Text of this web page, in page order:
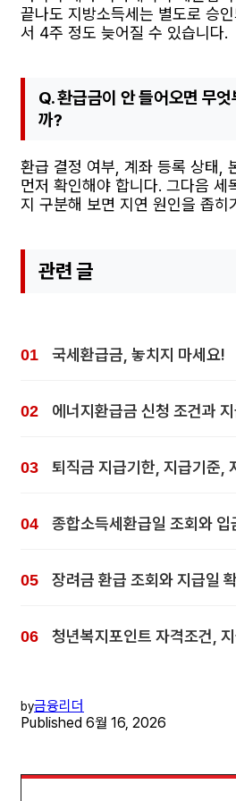
끝나도 지방소득세는 별도로 승
서 4주 정도 늦어질 수 있습니다.
Q. 환급금이 안 들어오면 무
까?
환급 결정 여부, 계좌 등록 상태,
먼저 확인해야 합니다. 그다음 세
지 구분해 보면 지연 원인을 좁히
관련 글
국세환급금, 놓치지 마세요!
에너지환급금 신청 조건과 지
퇴직금 지급기한, 지급기준,
종합소득세환급일 조회와 입
장려금 환급 조회와 지급일
청년복지포인트 자격조건,
by금융리더
Published 6월 16, 2026